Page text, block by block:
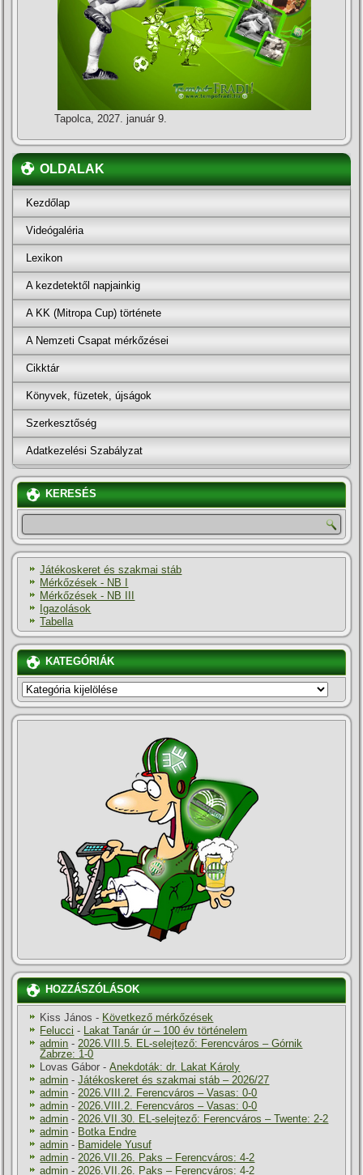
Tapolca, 2027. január 9.
OLDALAK
Kezdőlap
Videógaléria
Lexikon
A kezdetektől napjainkig
A KK (Mitropa Cup) története
A Nemzeti Csapat mérkőzései
Cikktár
Könyvek, füzetek, újságok
Szerkesztőség
Adatkezelési Szabályzat
KERESÉS
Játékoskeret és szakmai stáb
Mérkőzések - NB I
Mérkőzések - NB III
Igazolások
Tabella
KATEGÓRIÁK
KATEGÓRIÁK
HOZZÁSZÓLÁSOK
Kiss János - Következő mérkőzések
Felucci -
Lakat Tanár úr – 100 év történelem
admin - 2026.VIII.5. EL-selejtező: Ferencváros – Górnik
Zabrze: 1-0
Lovas Gábor -Anekdoták: dr. Lakat Károly
admin -Játékoskeret és szakmai stáb – 2026/27
admin - 2026.VIII.2. Ferencváros – Vasas: 0-0
admin - 2026.VIII.2. Ferencváros – Vasas: 0-0
admin - 2026.VII.30. EL-selejtező: Ferencváros – Twente: 2-2
admin - Botka Endre
admin - Bamidele Yusuf
admin - 2026.VII.26. Paks – Ferencváros: 4-2
admin - 2026.VII.26. Paks – Ferencváros: 4-2